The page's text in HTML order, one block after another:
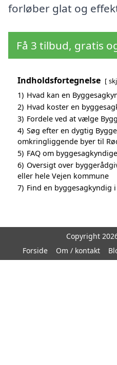
forløber glat og
Få 3 tilbud, gratis
Indholdsfortegnelse
1) Hvad kan en
2) Hvad koster en
3) Fordele ved at vælge
4) Søg efter en dygtig
omkringliggende byer til
5) FAQ om byggesagkyndige
6) Oversigt over
eller hele Vejen kommune
7) Find en byggesagkyndig
Copyright
Forside
Om / kontakt